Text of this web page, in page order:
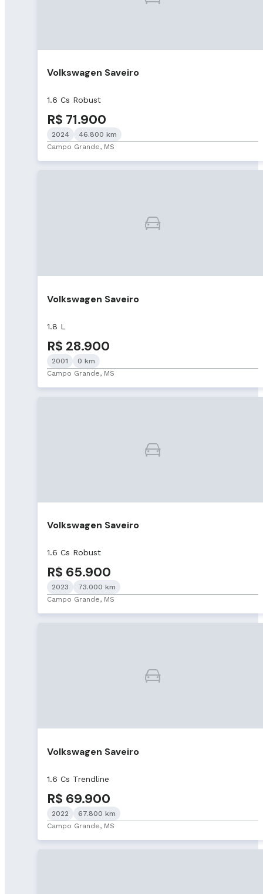
Volkswagen Saveiro
1.6 Cs Robust
R$ 71.900
2024
46.800 km
Campo Grande, MS
Volkswagen Saveiro
1.8 L
R$ 28.900
2001
0 km
Campo Grande, MS
Volkswagen Saveiro
1.6 Cs Robust
R$ 65.900
2023
73.000 km
Campo Grande, MS
Volkswagen Saveiro
1.6 Cs Trendline
R$ 69.900
2022
67.800 km
Campo Grande, MS